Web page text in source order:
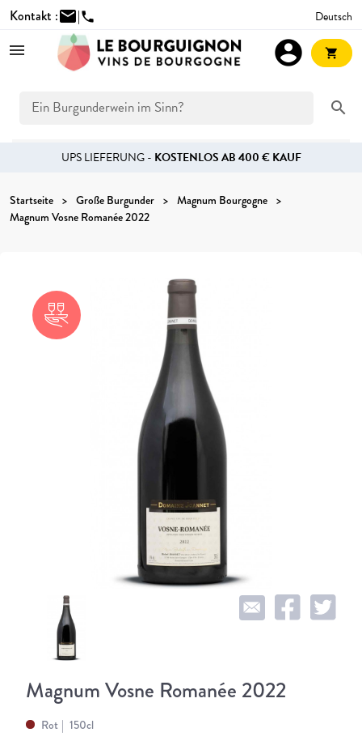
Kontakt :mail|phone Deutsch
search
account_circle shopping_cart
UPS LIEFERUNG - KOSTENLOS AB 400 € KAUF
Startseite Große Burgunder
Magnum Bourgogne
Magnum Vosne Romanée 2022
Magnum Vosne Romanée 2022
Rot 150cl